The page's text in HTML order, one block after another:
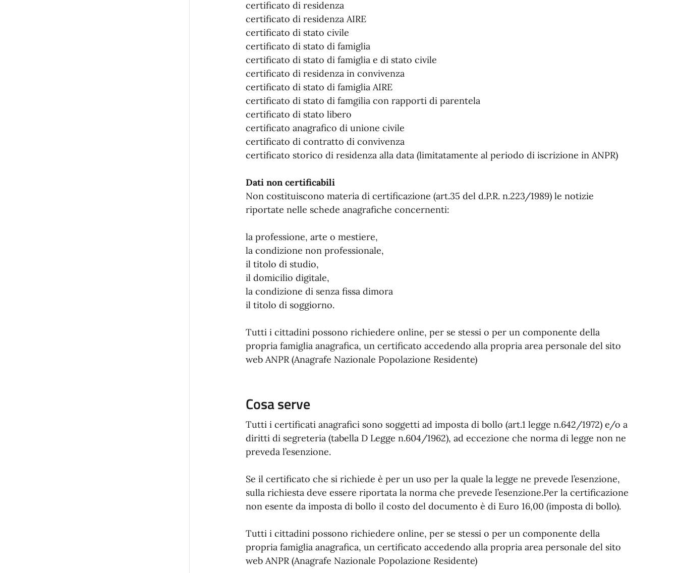
certificato di residenza
certificato di residenza AIRE
certificato di stato civile
certificato di stato di famiglia
certificato di stato di famiglia e di stato civile
certificato di residenza in convivenza
certificato di stato di famiglia AIRE
certificato di stato di famgilia con rapporti di parentela
certificato di stato libero
certificato anagrafico di unione civile
certificato di contratto di convivenza
certificato storico di residenza alla data (limitatamente al periodo di iscrizione in ANPR)
Dati non certificabili
Non costituiscono materia di certificazione (art.35 del d.P.R. n.223/1989) le notizie
riportate nelle schede anagrafiche concernenti:
la professione, arte o mestiere,
la condizione non professionale,
il titolo di studio,
il domicilio digitale,
la condizione di senza fissa dimora
il titolo di soggiorno.
Tutti i cittadini possono richiedere online, per se stessi o per un componente della
propria famiglia anagrafica, un certificato accedendo alla propria area personale del sito
web ANPR (Anagrafe Nazionale Popolazione Residente)
Cosa serve
Tutti i certificati anagrafici sono soggetti ad imposta di bollo (art.1 legge n.642/1972) e/o a
diritti di segreteria (tabella D Legge n.604/1962), ad eccezione che norma di legge non ne
preveda l’esenzione.
Se il certificato che si richiede è per un uso per la quale la legge ne prevede l’esenzione,
sulla richiesta deve essere riportata la norma che prevede l’esenzione.Per la certificazione
non esente da imposta di bollo il costo del documento è di Euro 16,00 (imposta di bollo).
Tutti i cittadini possono richiedere online, per se stessi o per un componente della
propria famiglia anagrafica, un certificato accedendo alla propria area personale del sito
web ANPR (Anagrafe Nazionale Popolazione Residente)